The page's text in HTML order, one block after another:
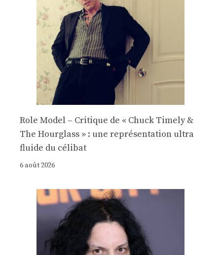
Role Model – Critique de « Chuck Timely &
The Hourglass » : une représentation ultra
fluide du célibat
6 août 2026